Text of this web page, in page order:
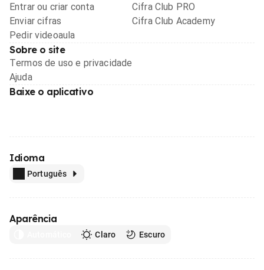
Entrar ou criar conta
Enviar cifras
Pedir videoaula
Cifra Club PRO
Cifra Club Academy
Sobre o site
Termos de uso e privacidade
Ajuda
Baixe o aplicativo
Idioma
Português
Aparência
Claro Escuro